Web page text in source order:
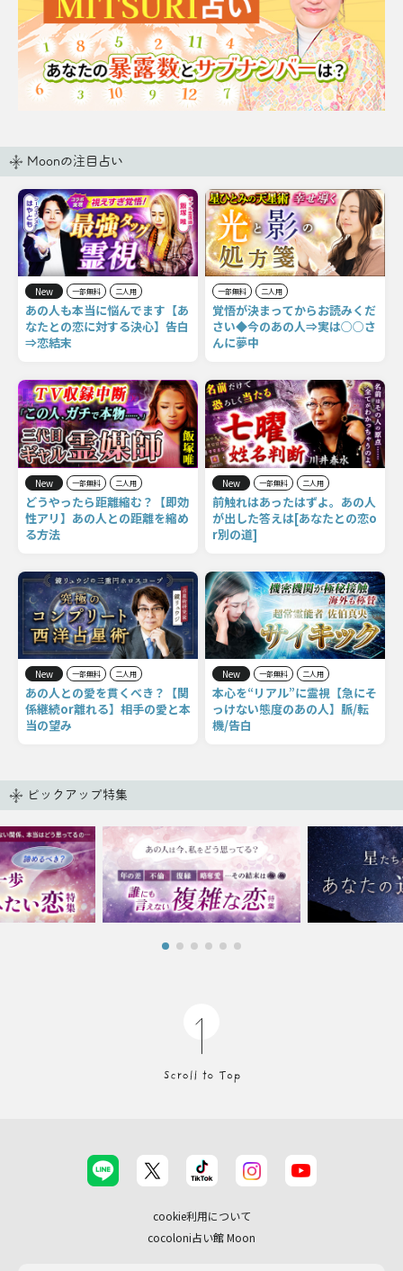
Moonの注目占い
New 一部無料 二人用
あの人も本当に悩んでます【あ
なたとの恋に対する決心】告白
⇒恋結末
一部無料 二人用
覚悟が決まってからお読みくだ
さい◆今のあの人⇒実は○○さ
んに夢中
New 一部無料 二人用
どうやったら距離縮む？【即効
性アリ】あの人との距離を縮め
る方法
New 一部無料 二人用
前触れはあったはずよ。あの人
が出した答えは[あなたとの恋o
r別の道]
New 一部無料 二人用
あの人との愛を貫くべき？【関
係継続or離れる】相手の愛と本
当の望み
New 一部無料 二人用
本心を“リアル”に霊視【急にそ
っけない態度のあの人】脈/転
機/告白
ピックアップ特集
cookie利用について
cocoloni占い館 Moon